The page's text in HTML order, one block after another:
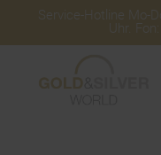
Service-Hotline Mo-
Uhr.